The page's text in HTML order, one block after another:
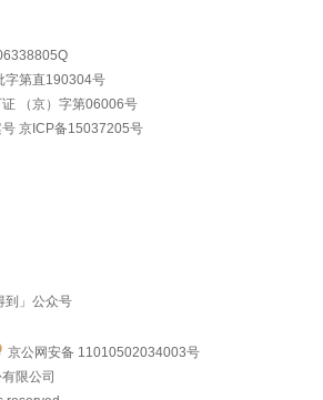
字第直190304号
（京）字第06006号
京ICP备15037205号
到」公众号
京公网安备 11010502034003号
限公司